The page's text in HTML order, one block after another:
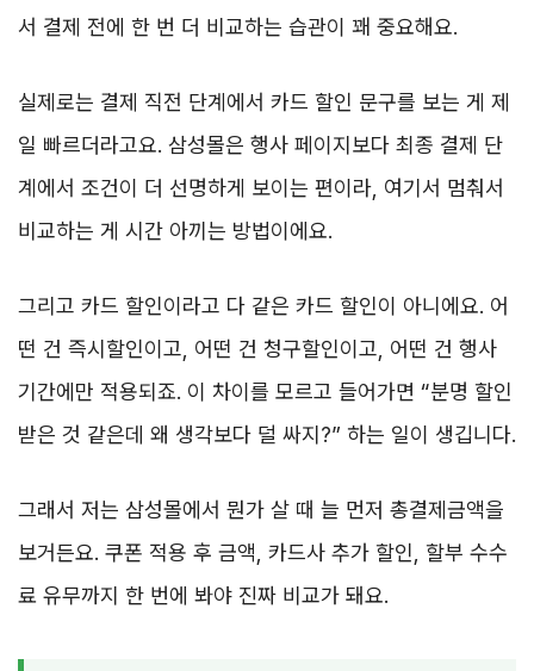
서 결제 전에 한 번 더 비교하는 습관이 꽤 중요해요.
실제로는 결제 직전 단계에서 카드 할인 문구를 보는 게 제
일 빠르더라고요. 삼성몰은 행사 페이지보다 최종 결제 단
계에서 조건이 더 선명하게 보이는 편이라, 여기서 멈춰서
비교하는 게 시간 아끼는 방법이에요.
그리고 카드 할인이라고 다 같은 카드 할인이 아니에요. 어
떤 건 즉시할인이고, 어떤 건 청구할인이고, 어떤 건 행사
기간에만 적용되죠. 이 차이를 모르고 들어가면 “분명 할인
받은 것 같은데 왜 생각보다 덜 싸지?” 하는 일이 생깁니다.
그래서 저는 삼성몰에서 뭔가 살 때 늘 먼저 총결제금액을
보거든요. 쿠폰 적용 후 금액, 카드사 추가 할인, 할부 수수
료 유무까지 한 번에 봐야 진짜 비교가 돼요.